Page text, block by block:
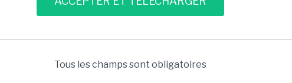
Tous les champs sont obligatoires